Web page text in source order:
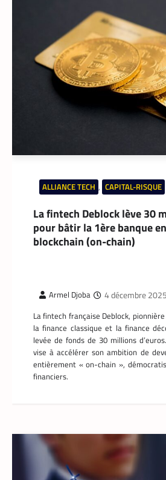
ALLIANCE TECH , CAPITAL-RISQUE
La fintech Deblock lève 30
pour bâtir la 1ère banque
blockchain (on-chain)
Armel Djoba 4 décembre 2025
La fintech française Deblock,
la finance classique et la finance
levée de fonds de 30 millions
vise à accélérer son ambition de
entièrement « on-chain »,
financiers.
Armel Djoba 22 mai 2026
En associant
World au stablecoin PYUSD,
de désenclaver le
accélérer l’inclusion
transactions
stables et économiques.
Data center : 70 % d’énergie
un retour sur investissement
La Rédaction 21 mai 2026
Un leader mondial des
numériques annonce la
de la consommation
refroidissement dans un